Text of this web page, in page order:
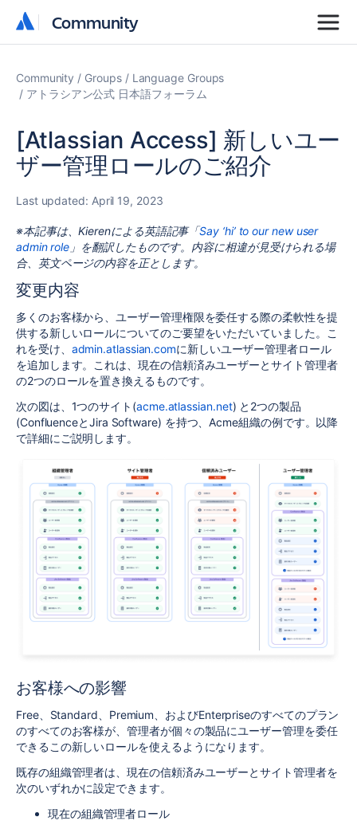
Community
Community
Community Groups
Language Groups
アトラシアン公式 日本語フォーラム
[Atlassian Access] 新しいユー
ザー管理ロールのご紹介
Last updated: April 19, 2023
※本記事は、Kierenによる英語記事「Say ‘hi’ to our new user
admin role 」を翻訳したものです。内容に相違が見受けられる場
合、英文ページの内容を正とします。
変更内容
多くのお客様から、ユーザー管理権限を委任する際の柔軟性を提
供する新しいロールについてのご要望をいただいていました。こ
れを受け、 admin.atlassian.comに新しいユーザー管理者ロール
を追加します。これは、現在の信頼済みユーザーとサイト管理者
の2つのロールを置き換えるものです。
次の図は、1つのサイト(acme.atlassian.net) と2つの製品
(ConfluenceとJira Software) を持つ、Acme組織の例です。以降
で詳細にご説明します。
お客様への影響
Free、Standard、Premium、およびEnterpriseのすべてのプラン
のすべてのお客様が、管理者が個々の製品にユーザー管理を委任
できるこの新しいロールを使えるようになります。
既存の組織管理者は、現在の信頼済みユーザーとサイト管理者を
次のいずれかに設定できます。
現在の組織管理者ロール